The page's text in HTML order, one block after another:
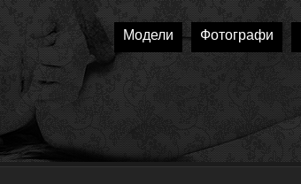
Модели Фотографи